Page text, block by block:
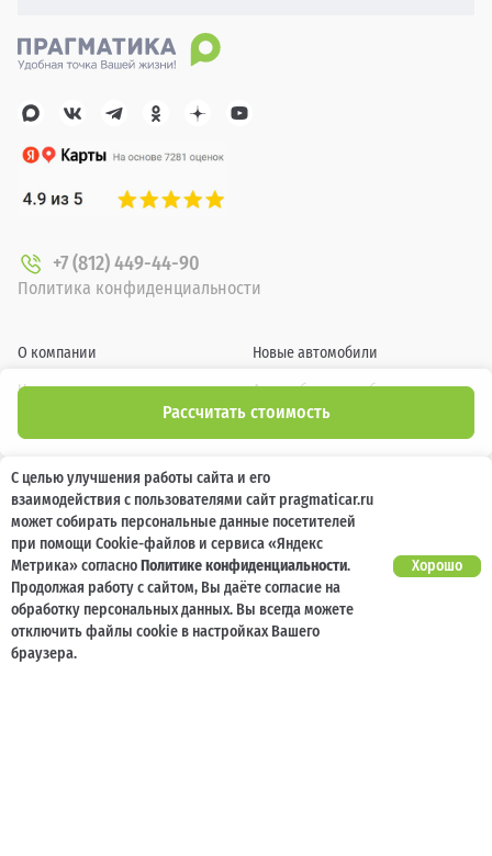
Рассчитать стоимость
+7 (812) 449-44-90
Политика конфиденциальности
О компании
Новости
Карьера
Новые автомобили
Автомобили с пробегом
Кузовной ремонт
Спецпредложения
Услуги
Страхование
Кредитование
Блог
Программа лояльности
Карта сайта
С целью улучшения работы сайта и его
взаимодействия с пользователями сайт pragmaticar.ru
может собирать персональные данные посетителей
при помощи Cookie-файлов и сервиса «Яндекс
Метрика» согласноПолитике конфиденциальности.
Продолжая работу с сайтом, Вы даёте согласие на
обработку персональных данных. Вы всегда можете
отключить файлы cookie в настройках Вашего
браузера.
Хорошо